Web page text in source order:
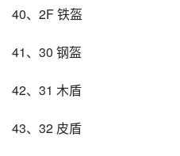
40、2F 铁盔
41、30 钢盔
42、31 木盾
43、32 皮盾